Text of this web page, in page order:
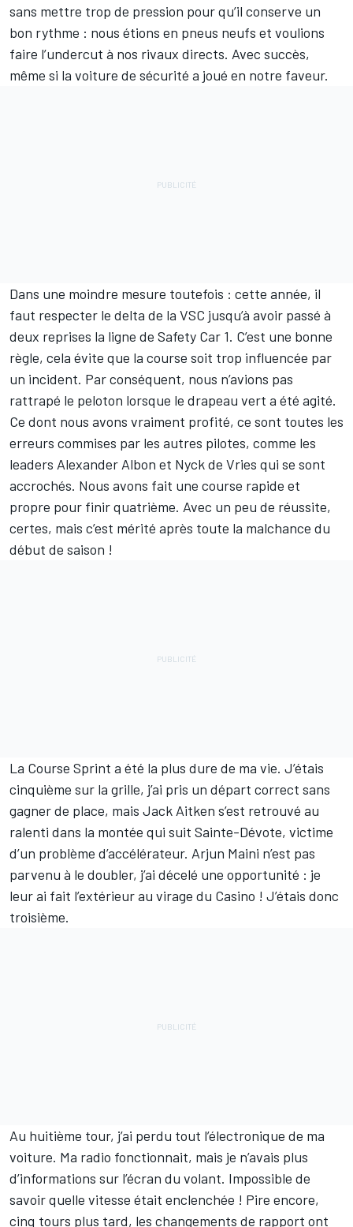
sans mettre trop de pression pour qu’il conserve un
bon rythme : nous étions en pneus neufs et voulions
faire l’undercut à nos rivaux directs. Avec succès,
même si la voiture de sécurité a joué en notre faveur.
Dans une moindre mesure toutefois : cette année, il
faut respecter le delta de la VSC jusqu’à avoir passé à
deux reprises la ligne de Safety Car 1. C’est une bonne
règle, cela évite que la course soit trop influencée par
un incident. Par conséquent, nous n’avions pas
rattrapé le peloton lorsque le drapeau vert a été agité.
Ce dont nous avons vraiment profité, ce sont toutes les
erreurs commises par les autres pilotes, comme les
leaders Alexander Albon et Nyck de Vries qui se sont
accrochés. Nous avons fait une course rapide et
propre pour finir quatrième. Avec un peu de réussite,
certes, mais c’est mérité après toute la malchance du
début de saison !
La Course Sprint a été la plus dure de ma vie. J’étais
cinquième sur la grille, j’ai pris un départ correct sans
gagner de place, mais Jack Aitken s’est retrouvé au
ralenti dans la montée qui suit Sainte-Dévote, victime
d’un problème d’accélérateur. Arjun Maini n’est pas
parvenu à le doubler, j’ai décelé une opportunité : je
leur ai fait l’extérieur au virage du Casino ! J’étais donc
troisième.
Au huitième tour, j’ai perdu tout l’électronique de ma
voiture. Ma radio fonctionnait, mais je n’avais plus
d’informations sur l’écran du volant. Impossible de
savoir quelle vitesse était enclenchée ! Pire encore,
cinq tours plus tard, les changements de rapport ont